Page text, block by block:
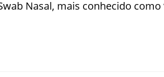
Nasal, mais conhecido